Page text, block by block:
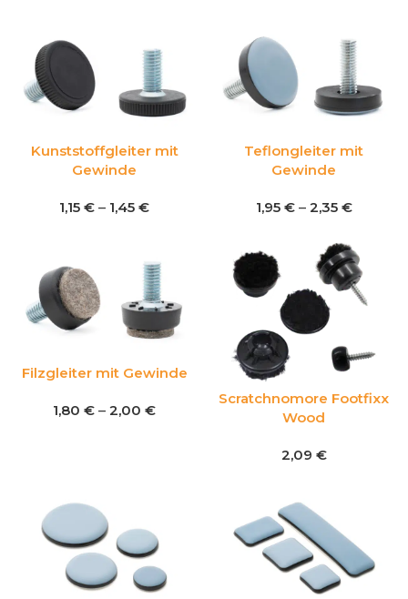
Kunststoffgleiter mit
Gewinde
1,15 € – 1,45 €
Teflongleiter mit
Gewinde
1,95 € – 2,35 €
Filzgleiter mit Gewinde
1,80 € – 2,00 €
Scratchnomore Footfixx
Wood
2,09 €